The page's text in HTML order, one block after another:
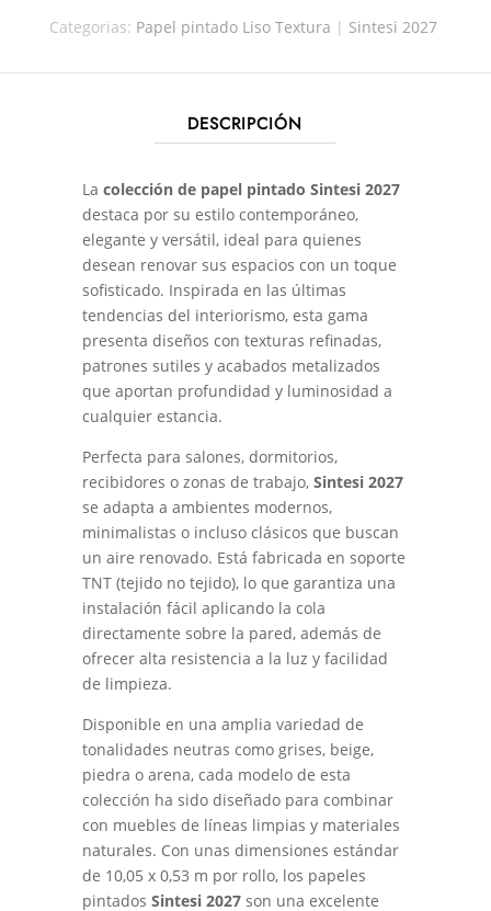
Categorias: Papel pintado Liso Textura | Sintesi 2027
DESCRIPCIÓN
La colección de papel pintado Sintesi 2027
destaca por su estilo contemporáneo,
elegante y versátil, ideal para quienes
desean renovar sus espacios con un toque
sofisticado. Inspirada en las últimas
tendencias del interiorismo, esta gama
presenta diseños con texturas refinadas,
patrones sutiles y acabados metalizados
que aportan profundidad y luminosidad a
cualquier estancia.
Perfecta para salones, dormitorios,
recibidores o zonas de trabajo, Sintesi 2027
se adapta a ambientes modernos,
minimalistas o incluso clásicos que buscan
un aire renovado. Está fabricada en soporte
TNT (tejido no tejido), lo que garantiza una
instalación fácil aplicando la cola
directamente sobre la pared, además de
ofrecer alta resistencia a la luz y facilidad
de limpieza.
Disponible en una amplia variedad de
tonalidades neutras como grises, beige,
piedra o arena, cada modelo de esta
colección ha sido diseñado para combinar
con muebles de líneas limpias y materiales
naturales. Con unas dimensiones estándar
de 10,05 x 0,53 m por rollo, los papeles
pintados Sintesi 2027son una excelente